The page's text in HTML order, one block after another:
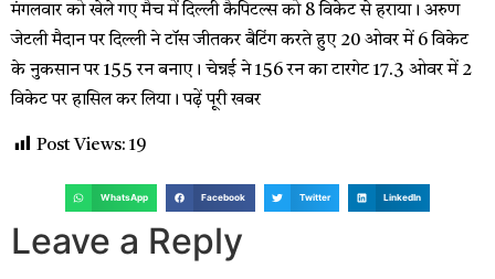
मंगलवार को खेले गए मैच में दिल्ली कैपिटल्स को 8 विकेट से हराया। अरुण
जेटली मैदान पर दिल्ली ने टॉस जीतकर बैटिंग करते हुए 20 ओवर में 6 विकेट
के नुकसान पर 155 रन बनाए। चेन्नई ने 156 रन का टारगेट 17.3 ओवर में 2
विकेट पर हासिल कर लिया। पढ़ें पूरी खबर
Post Views: 19
WhatsApp Facebook Twitter LinkedIn
Leave a Reply